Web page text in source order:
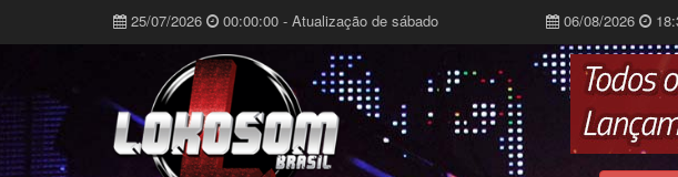
25/07/2026 00:00:00 - Atualização de sábado 06/08/2026